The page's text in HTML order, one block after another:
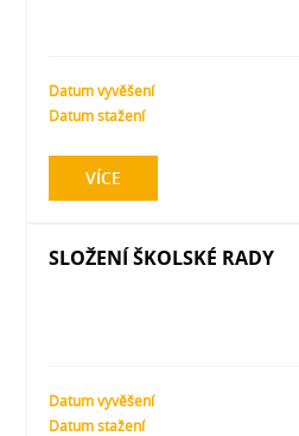
Datum vyvěšení
Datum stažení
VÍCE
SLOŽENÍ ŠKOLSKÉ RADY
Datum vyvěšení
Datum stažení